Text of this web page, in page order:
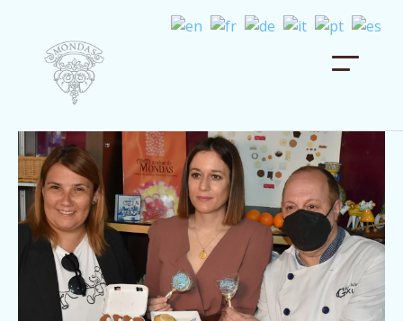
INICIO
BIENVENIDA
HISTORIA
PROGRAMACIÓN
GALERÍA